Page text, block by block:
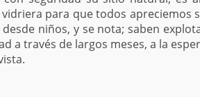
vidriera para que todos apreciemos
niños, y se nota; saben
a través de largos meses, a la